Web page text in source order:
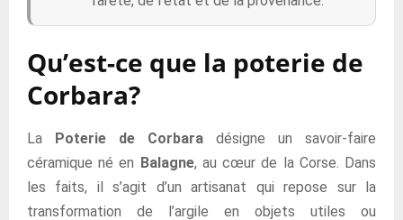
Qu’est-ce que la poterie de
Corbara?
La Poterie de Corbara désigne un savoir-faire
céramique né en Balagne, au cœur de la Corse. Dans
les faits, il s’agit d’un artisanat qui repose sur la
transformation de l’argile en objets utiles ou